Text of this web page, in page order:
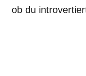
ob du